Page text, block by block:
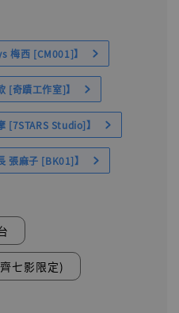
梅西 [CM001]】
[奇蹟工作室]】
[7STARS Studio]】
張麻子 [BK01]】
七影限定)